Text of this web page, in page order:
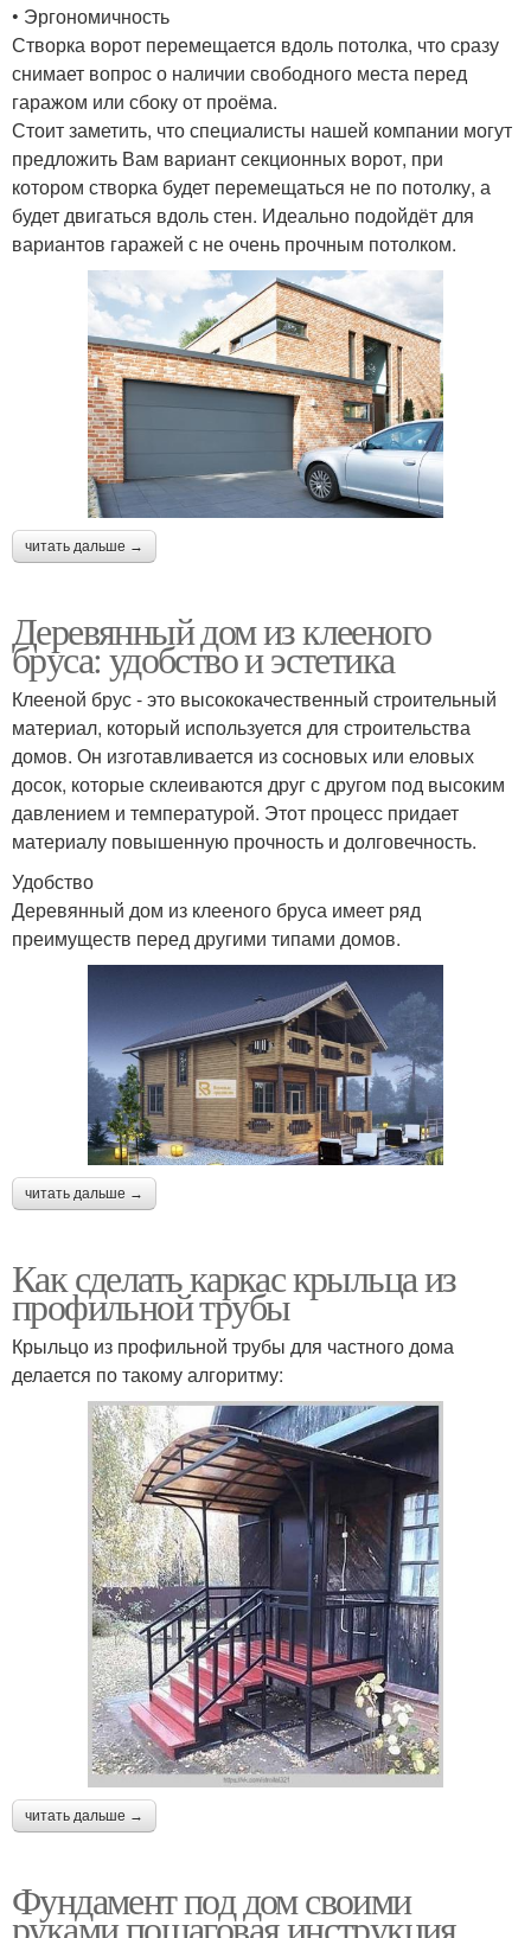
• Эргономичность
Створка ворот перемещается вдоль потолка, что сразу
снимает вопрос о наличии свободного места перед
гаражом или сбоку от проёма.
Стоит заметить, что специалисты нашей компании могут
предложить Вам вариант секционных ворот, при
котором створка будет перемещаться не по потолку, а
будет двигаться вдоль стен. Идеально подойдёт для
вариантов гаражей с не очень прочным потолком.
читать дальше →
Деревянный дом из клееного
бруса: удобство и эстетика
Клееной брус - это высококачественный строительный
материал, который используется для строительства
домов. Он изготавливается из сосновых или еловых
досок, которые склеиваются друг с другом под высоким
давлением и температурой. Этот процесс придает
материалу повышенную прочность и долговечность.
Удобство
Деревянный дом из клееного бруса имеет ряд
преимуществ перед другими типами домов.
читать дальше →
Как сделать каркас крыльца из
профильной трубы
Крыльцо из профильной трубы для частного дома
делается по такому алгоритму:
читать дальше →
Фундамент под дом своими